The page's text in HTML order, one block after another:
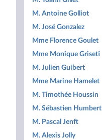
M. Antoine Golliot
M. José Gonzalez
Mme Florence Goulet
Mme Monique Griseti
M. Julien Guibert
Mme Marine Hamelet
M. Timothée Houssin
M. Sébastien Humbert
M. Pascal Jenft
M. Alexis Jolly